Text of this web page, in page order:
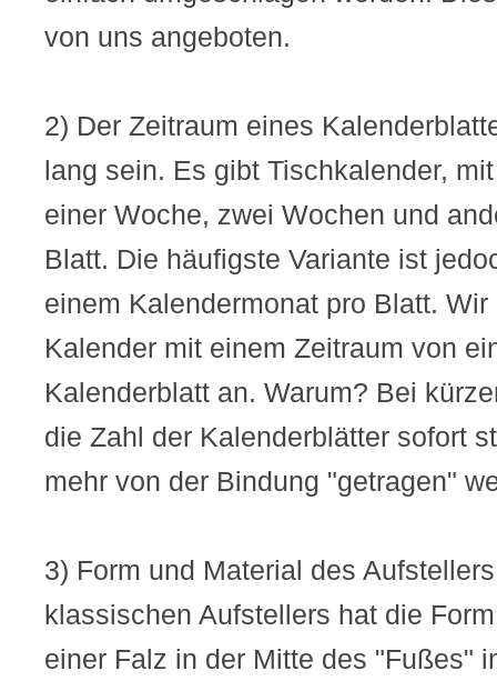
von uns angeboten.
2) Der Zeitraum eines
lang sein. Es gibt Tischkalender,
einer Woche, zwei Wochen und
Blatt. Die häufigste Variante ist
einem Kalendermonat pro Blatt.
Kalender mit einem Zeitraum von
Kalenderblatt an. Warum? Bei
die Zahl der Kalenderblätter sofort
mehr von der Bindung "getragen"
3) Form und Material des
klassischen Aufstellers hat die
einer Falz in der Mitte des "Fußes"